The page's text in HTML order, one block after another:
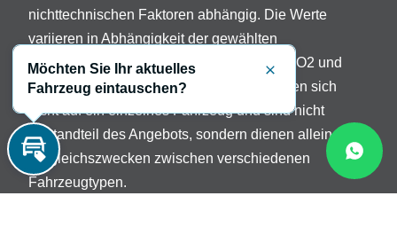
nichttechnischen Faktoren abhängig. Die Werte
variieren in Abhängigkeit der gewählten
Sonderausstattungen. Beschreibung der CO2 und
Verbrauchsangaben: Die Angaben beziehen sich
nicht auf ein einzelnes Fahrzeug und sind nicht
Bestandteil des Angebots, sondern dienen allein
Vergleichszwecken zwischen verschiedenen
Fahrzeugtypen.
Inzahlungnahme
Möchten Sie Ihr aktuelles
Fahrzeug eintauschen?
Schließen